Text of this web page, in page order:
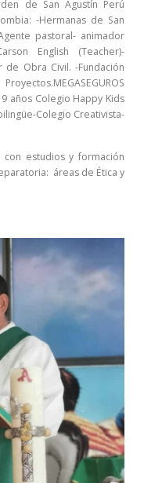
de San Agustín Perú
-Hermanas de San
pastoral- animador
English (Teacher)-
de Obra Civil. -Fundación
años Colegio Happy Kids
Colegio Creativista-
estudios y formación
áreas de Ética y